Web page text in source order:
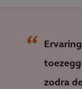
zodra